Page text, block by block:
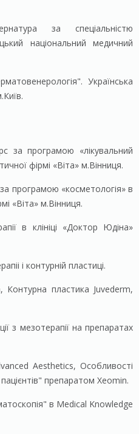
за спеціальністю
національний медичний
Українська
за програмою «лікувальний
фірмі «Віта» м.Вінниця.
програмою «косметологія» в
«Віта» м.Вінниця.
в клініці «Доктор Юдіна»
і контурній пластиці.
Контурна пластика Juvederm,
з мезотерапії на препаратах
Aesthetics, Особливості
препаратом Xeomin.
в Medical Knowledge